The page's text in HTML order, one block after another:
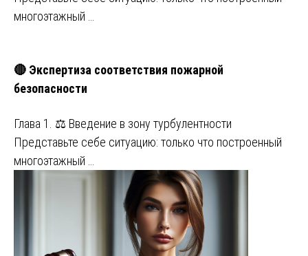
многоэтажный …
🔴 Экспертиза соответствия пожарной
безопасности
Глава 1. ⚖️ Введение в зону турбулентности
Представьте себе ситуацию: только что построенный
многоэтажный …